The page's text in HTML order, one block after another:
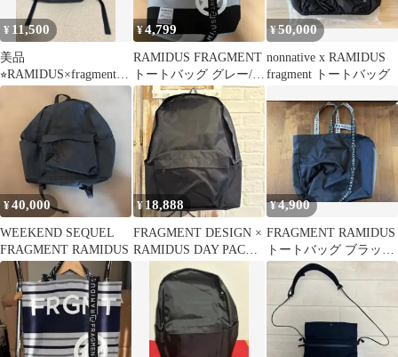
¥ 11,500
美品
⭐︎RAMIDUS×fragment
RUCKSACK リュック
¥4,799
RAMIDUS FRAGMENT
トートバッグ グレー/ブ
ラック
¥50,000
nonnative x RAMIDUS
fragment トートバッグ
¥40,000
WEEKEND SEQUEL
FRAGMENT RAMIDUS
¥ 18,888
FRAGMENT DESIGN ×
RAMIDUS DAY PACK
リュック
¥4,900
FRAGMENT RAMIDUS
トートバッグ ブラック
LL